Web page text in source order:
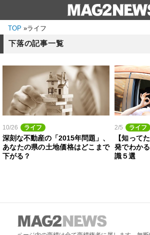
TOP »ライフ
下落の記事一覧
10/26 ライフ
深刻な不動産の「2015年問題」、
あなたの県の土地価格はどこまで
下がる？
2/5 ライフ
【知って
発でわか
識５選